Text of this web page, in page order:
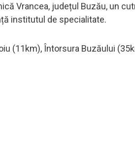
Vrancea, județul Buzău, un
institutul de specialitate.
(11km), Întorsura Buzăului